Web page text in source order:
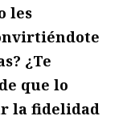
les
¿Te
que lo
la fidelidad